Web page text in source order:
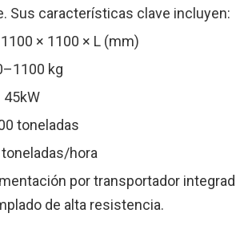
Sus características clave incluyen:
1100 × 1100 × L (mm)
kg
45kW
toneladas
toneladas/hora
por transportador
de alta resistencia.